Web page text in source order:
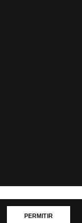
PERMITIR